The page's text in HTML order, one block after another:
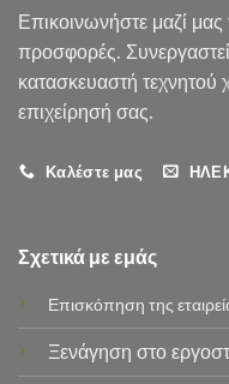
Επικοινωνήστε μαζί μας
προσφορές.
κατασκευαστή τεχνητού
επιχείρησή σας.
Καλέστε μας
Σχετικά με εμάς
Επισκόπηση της
Ξενάγηση στο